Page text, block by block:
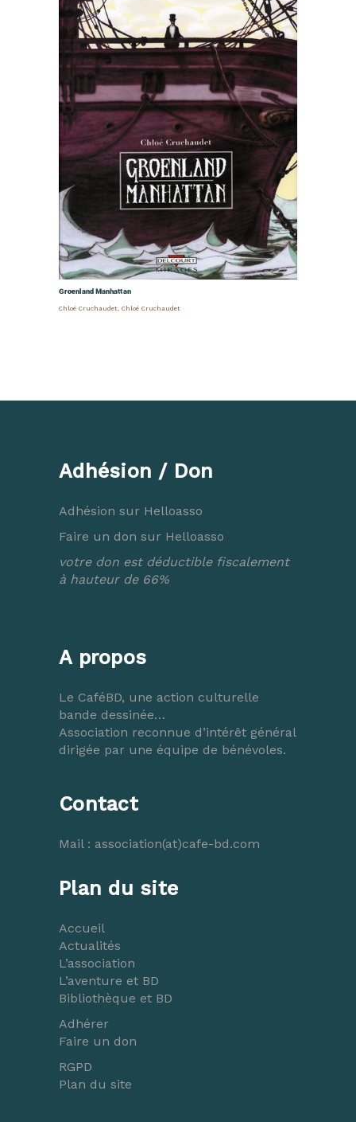
Groenland Manhattan
Chloé Cruchaudet Chloé Cruchaudet
Adhésion / Don
Adhésion sur Helloasso
Faire un don sur Helloasso
votre don est déductible fiscalement
à hauteur de 66%
A propos
Le CaféBD, une action culturelle
bande dessinée…
Association reconnue d’intérêt général
dirigée par une équipe de bénévoles.
Contact
Mail : association(at)cafe-bd.com
Plan du site
Accueil
Actualités
L’association
L’aventure et BD
Bibliothèque et BD
Adhérer
Faire un don
RGPD
Plan du site